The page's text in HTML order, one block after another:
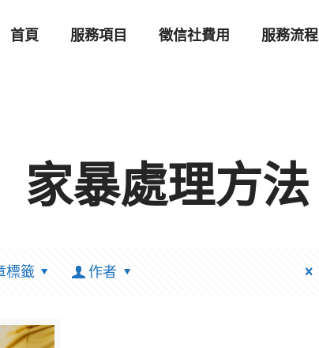
首頁 服務項目 徵信社費用 服務流程
家暴處理方法
標籤 作者